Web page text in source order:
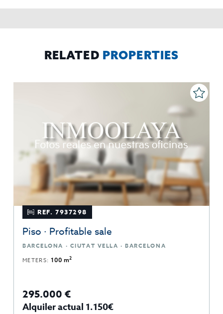
rectificar y suprimir los datos, solicitar la portabilidad de los
RELATED PROPERTIES
REF. 7937298
Piso · Profitable sale
BARCELONA · CIUTAT VELLA · BARCELONA
METERS:100 m2
295.000 €
Alquiler actual 1.150€